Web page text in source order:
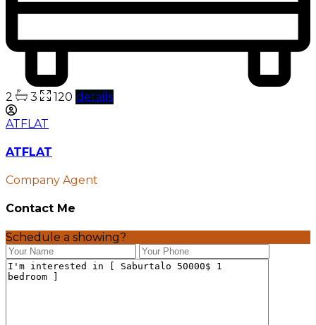
2 3 120 details
ATFLAT
ATFLAT
Company Agent
Contact Me
Schedule a showing?